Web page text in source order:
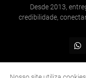
Desde 2013,
credibilidade,